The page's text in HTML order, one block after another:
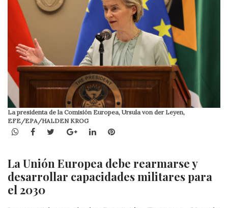
La presidenta de la Comisión Europea, Ursula von der Leyen,
EFE/EPA/HALDEN KROG
WhatsApp
Facebook
TwitterGoogle+LinkedInPinterest
La Unión Europea debe rearmarse y
desarrollar capacidades militares para
el 2030